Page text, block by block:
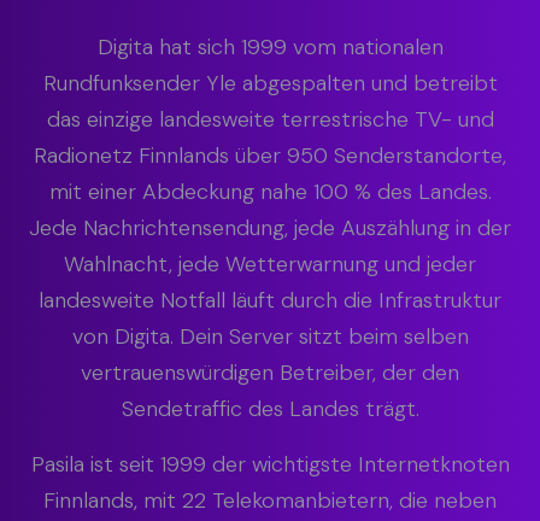
Digita hat sich 1999 vom nationalen
Rundfunksender Yle abgespalten und betreibt
das einzige landesweite terrestrische TV- und
Radionetz Finnlands über 950 Senderstandorte,
mit einer Abdeckung nahe 100 % des Landes.
Jede Nachrichtensendung, jede Auszählung in der
Wahlnacht, jede Wetterwarnung und jeder
landesweite Notfall läuft durch die Infrastruktur
von Digita. Dein Server sitzt beim selben
vertrauenswürdigen Betreiber, der den
Sendetraffic des Landes trägt.
Pasila ist seit 1999 der wichtigste Internetknoten
Finnlands, mit 22 Telekomanbietern, die neben